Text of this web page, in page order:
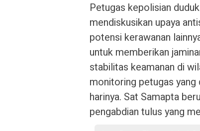
Petugas kepolisian
mendiskusikan upaya
potensi kerawanan
untuk memberikan
stabilitas keamanan di
monitoring petugas yang
harinya. Sat Samapta
pengabdian tulus yang